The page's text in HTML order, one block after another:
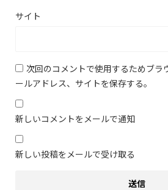
サイト
次回のコメントで使用するためブラ
ールアドレス、サイトを保存する。
新しいコメントをメールで通知
新しい投稿をメールで受け取る